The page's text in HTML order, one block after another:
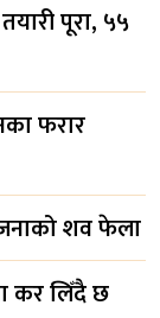
पूरा, ५५
फरार
शव फेला
कर लिँदै छ